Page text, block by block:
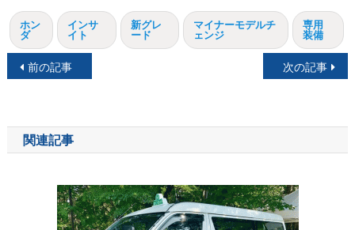
ホン
ダ
インサ
イト
新グレ
ード
マイナーモデルチ
ェンジ
専用
装備
投
ナ
ビ
前の記事 次の記事
関連記事